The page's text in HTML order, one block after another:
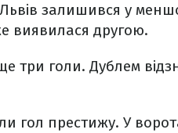
залишився у
виявилася другою.
три голи. Дублем
гол престижу. У